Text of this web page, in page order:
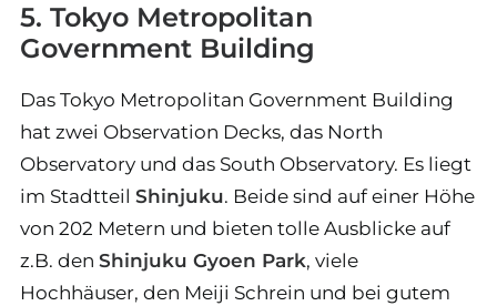
5. Tokyo Metropolitan
Government Building
Das Tokyo Metropolitan Government Building
hat zwei Observation Decks, das North
Observatory und das South Observatory. Es liegt
im Stadtteil Shinjuku. Beide sind auf einer Höhe
von 202 Metern und bieten tolle Ausblicke auf
z.B. den Shinjuku Gyoen Park, viele
Hochhäuser, den Meiji Schrein und bei gutem